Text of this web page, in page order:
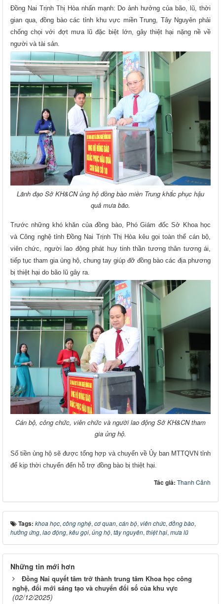
Đồng Nai Trịnh Thị Hòa nhấn mạnh: Do ảnh hưởng của bão, lũ, thời
gian qua, đồng bào các tỉnh khu vực miền Trung, Tây Nguyên phải
chống chọi với đợt mưa lũ đặc biệt lớn, gây thiệt hại nặng nề về
người và tài sản.
Lãnh đạo Sở KH&CN ủng hộ đồng bào miền Trung khắc phục hậu
quả mưa bão.
Trước những khó khăn của đồng bào, Phó Giám đốc Sở Khoa học
và Công nghệ tỉnh Đồng Nai Trịnh Thị Hòa kêu gọi toàn thể cán bộ,
viên chức, người lao động phát huy tinh thần tương thân tương ái,
tiếp tục tham gia ủng hộ, chung tay giúp đỡ đồng bào các địa phương
bị thiệt hại do bão lũ gây ra.
Cán bộ, công chức, viên chức và người lao động Sở KH&CN tham
gia ủng hộ.
Số tiền ủng hộ sẽ được tổng hợp và chuyển về Ủy ban MTTQVN tỉnh
để kịp thời chuyển đến hỗ trợ đồng bào bị thiệt hại.
Tác giả: Thanh Cảnh
Tags: khoa học, công nghệ, cơ quan, cán bộ, viên chức, đồng bào,
hưởng ứng, lao động, kêu gọi, ủng hộ, tây nguyên, thiệt hại, mưa lũ
Những tin mới hơn
Đồng Nai quyết tâm trở thành trung tâm Khoa học công
nghệ, đổi mới sáng tạo và chuyển đổi số của khu vực
(02/12/2025)